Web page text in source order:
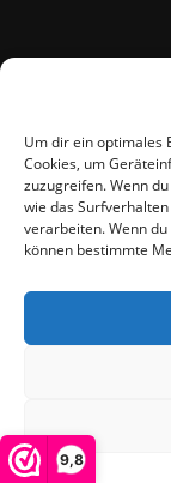
Um dir ein optimales
Cookies, um
zuzugreifen. Wenn
wie das
verarbeiten. Wenn
können bestimmte
9,8
email:
Kvk Nummer:
MWSnr:
©